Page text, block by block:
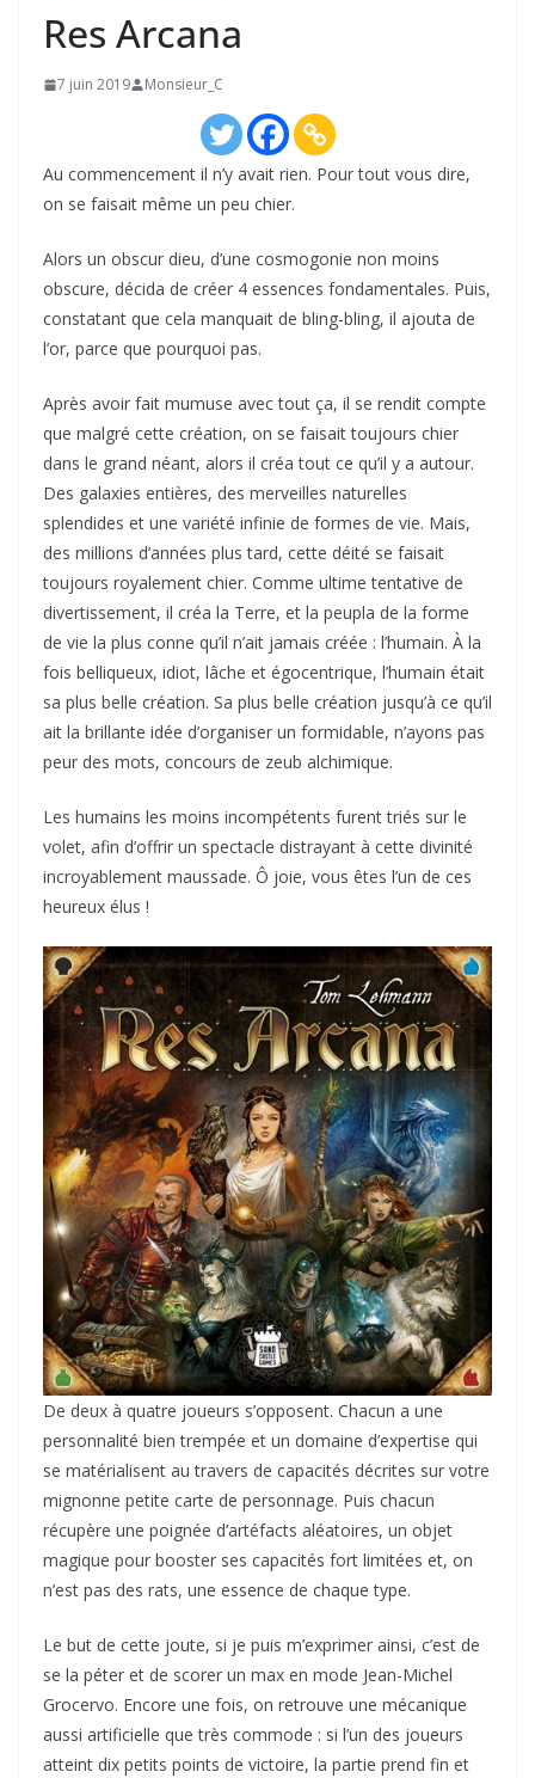
Res Arcana
7 juin 2019 Monsieur_C
Au commencement il n’y avait rien. Pour tout vous dire,
on se faisait même un peu chier.
Alors un obscur dieu, d’une cosmogonie non moins
obscure, décida de créer 4 essences fondamentales. Puis,
constatant que cela manquait de bling-bling, il ajouta de
l’or, parce que pourquoi pas.
Après avoir fait mumuse avec tout ça, il se rendit compte
que malgré cette création, on se faisait toujours chier
dans le grand néant, alors il créa tout ce qu’il y a autour.
Des galaxies entières, des merveilles naturelles
splendides et une variété infinie de formes de vie. Mais,
des millions d’années plus tard, cette déité se faisait
toujours royalement chier. Comme ultime tentative de
divertissement, il créa la Terre, et la peupla de la forme
de vie la plus conne qu’il n’ait jamais créée : l’humain. À la
fois belliqueux, idiot, lâche et égocentrique, l’humain était
sa plus belle création. Sa plus belle création jusqu’à ce qu’il
ait la brillante idée d’organiser un formidable, n’ayons pas
peur des mots, concours de zeub alchimique.
Les humains les moins incompétents furent triés sur le
volet, afin d’offrir un spectacle distrayant à cette divinité
incroyablement maussade. Ô joie, vous êtes l’un de ces
heureux élus !
De deux à quatre joueurs s’opposent. Chacun a une
personnalité bien trempée et un domaine d’expertise qui
se matérialisent au travers de capacités décrites sur votre
mignonne petite carte de personnage. Puis chacun
récupère une poignée d’artéfacts aléatoires, un objet
magique pour booster ses capacités fort limitées et, on
n’est pas des rats, une essence de chaque type.
Le but de cette joute, si je puis m’exprimer ainsi, c’est de
se la péter et de scorer un max en mode Jean-Michel
Grocervo. Encore une fois, on retrouve une mécanique
aussi artificielle que très commode : si l’un des joueurs
atteint dix petits points de victoire, la partie prend fin et